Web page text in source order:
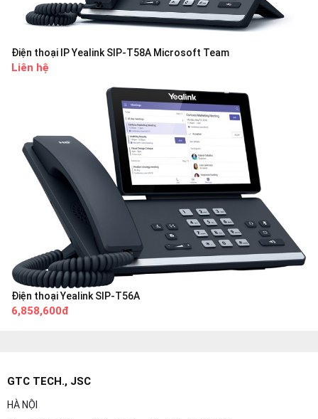
Điện thoại IP Yealink SIP-T58A Microsoft Team
Liên hệ
Điện thoại Yealink SIP-T56A
6,858,600đ
GTC TECH., JSC
HÀ NỘI